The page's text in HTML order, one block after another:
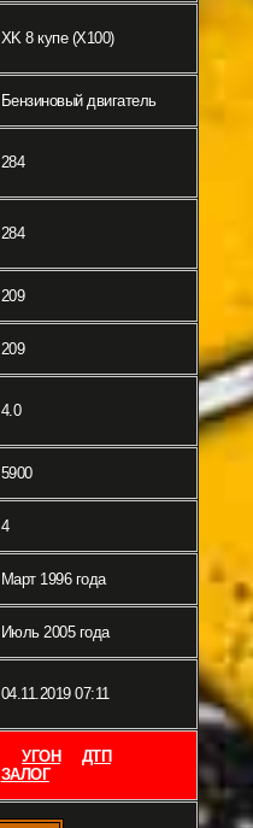
XK 8 купе (X100)
Бензиновый двигатель
284
284
209
209
4.0
5900
4
Март 1996 года
Июль 2005 года
04.11.2019 07:11
УГОН
ДТП
ЗАЛОГ